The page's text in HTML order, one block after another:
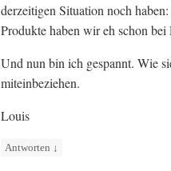
derzeitigen Situation noch
Produkte haben wir eh schon
Und nun bin ich gespannt. Wie
miteinbeziehen.
Louis
Antworten ↓